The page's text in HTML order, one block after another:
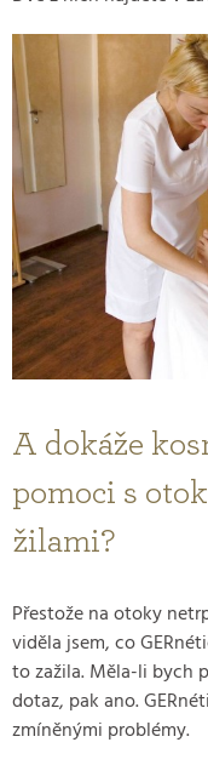
A dokáže
pomoci s
žilami?
Přestože na otoky
viděla jsem, co
to zažila. Měla-li bych
dotaz, pak ano.
zmíněnými problémy.